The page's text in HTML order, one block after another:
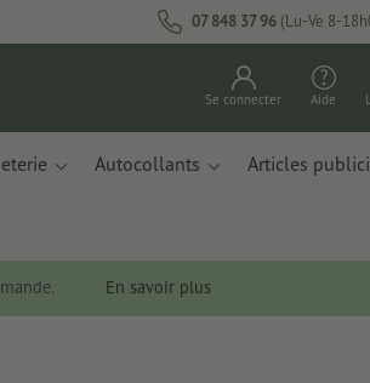
07 848 37 96 (Lu-Ve 8-
Se connecter Aide
Autocollants Articles
En savoir plus